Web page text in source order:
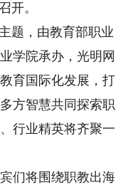
开。
题，由教育部职业
学院承办，光明网
育国际化发展，打
方智慧共同探索职
行业精英将齐聚一
们将围绕职教出海